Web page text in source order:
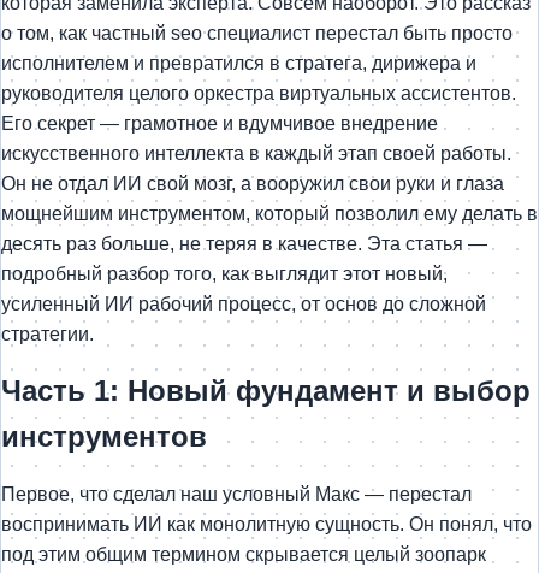
о том, как частный seo специалист перестал быть просто
исполнителем и превратился в стратега, дирижера и
руководителя целого оркестра виртуальных ассистентов.
Его секрет — грамотное и вдумчивое внедрение
искусственного интеллекта в каждый этап своей работы.
Он не отдал ИИ свой мозг, а вооружил свои руки и глаза
мощнейшим инструментом, который позволил ему делать в
десять раз больше, не теряя в качестве. Эта статья —
подробный разбор того, как выглядит этот новый,
усиленный ИИ рабочий процесс, от основ до сложной
стратегии.
Часть 1: Новый фундамент и выбор
инструментов
Первое, что сделал наш условный Макс — перестал
воспринимать ИИ как монолитную сущность. Он понял, что
под этим общим термином скрывается целый зоопарк